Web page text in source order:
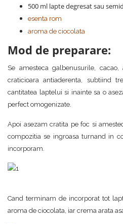
500 ml lapte degresat sau
esenta rom
aroma de ciocolata
Mod de preparare:
Se amesteca galbenusurile,
craticioara antiaderenta, subtiind
cantitatea laptelui si inainte sa o
perfect omogenizate.
Apoi asezam cratita pe foc si
compozitia se ingroasa turnand in
incorporam.
Cand terminam de incorporat tot
aroma de ciocolata, iar crema arata